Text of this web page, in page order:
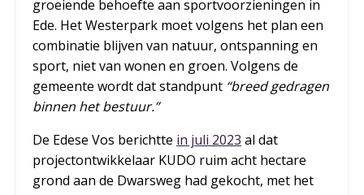
groeiende behoefte aan sportvoorzieningen in
Ede. Het Westerpark moet volgens het plan een
combinatie blijven van natuur, ontspanning en
sport, niet van wonen en groen. Volgens de
gemeente wordt dat standpunt “breed gedragen
binnen het bestuur.”
De Edese Vos berichtte in juli 2023 al dat
projectontwikkelaar KUDO ruim acht hectare
grond aan de Dwarsweg had gekocht, met het